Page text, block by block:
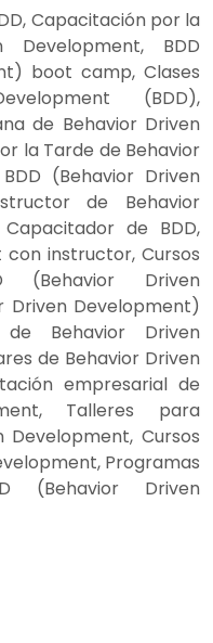
Capacitación por la
BDD
boot camp, Clases
(BDD),
de Behavior Driven
la Tarde de Behavior
(Behavior Driven
de Behavior
de BDD,
instructor, Cursos
Driven
Driven Development)
Behavior Driven
de Behavior Driven
empresarial de
Talleres para
Cursos
Programas
(Behavior Driven